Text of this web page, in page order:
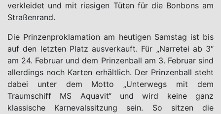
verkleidet und mit riesigen Tüten für die Bonbons am
Straßenrand.
Die Prinzenproklamation am heutigen Samstag ist bis
auf den letzten Platz ausverkauft. Für „Narretei ab 3“
am 24. Februar und dem Prinzenball am 3. Februar sind
allerdings noch Karten erhältlich. Der Prinzenball steht
dabei unter dem Motto „Unterwegs mit dem
Traumschiff MS Aquavit“ und wird keine ganz
klassische Karnevalssitzung sein. So sitzen die